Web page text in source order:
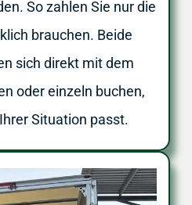
So zahlen Sie nur die
brauchen. Beide
sich direkt mit dem
oder einzeln buchen,
Situation passt.